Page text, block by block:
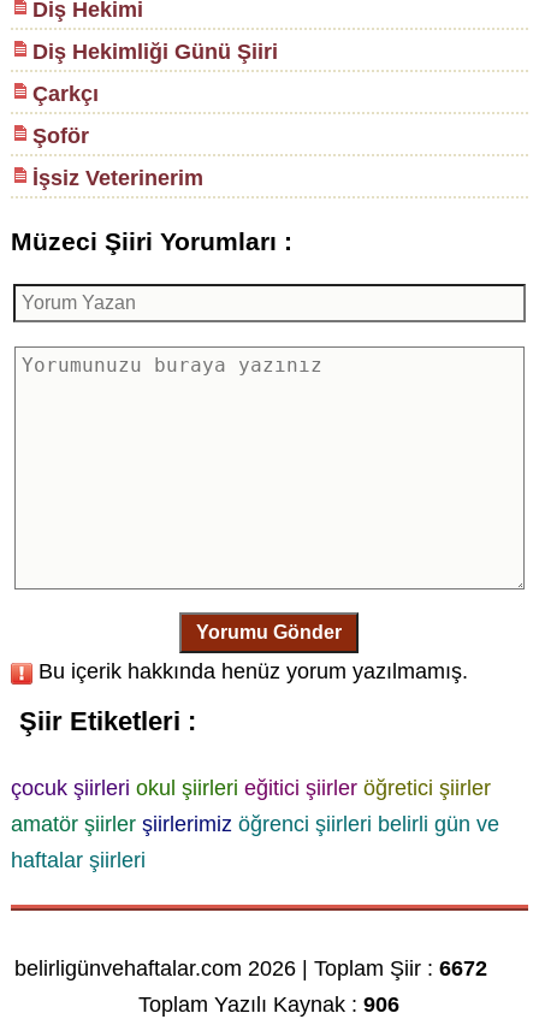
Diş Hekimi
Diş Hekimliği Günü Şiiri
Çarkçı
Şoför
İşsiz Veterinerim
Müzeci Şiiri Yorumları :
Yorumu Gönder
Bu içerik hakkında henüz yorum yazılmamış.
Şiir Etiketleri :
çocuk şiirleri okul şiirleri eğitici şiirler öğretici şiirler
amatör şiirler şiirlerimiz öğrenci şiirleri belirli gün ve
haftalar şiirleri
belirligünvehaftalar.com 2026 | Toplam Şiir :6672
Toplam Yazılı Kaynak :906